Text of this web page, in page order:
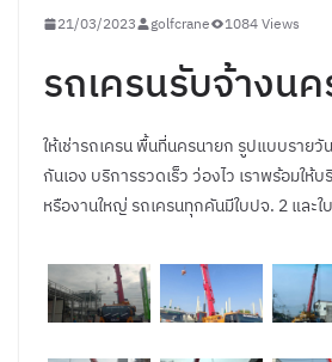
21/03/2023 golfcrane 1084 Views
รถเครนรับจ้างน
ให้เช่ารถเครน พื้นที่นครนายก รูปแบบรายวั
กันเอง บริการรวดเร็ว ว่องไว เราพร้อมให้บ
หรืองานใหญ่ รถเครนทุกคันมีใบปจ. 2 และใ